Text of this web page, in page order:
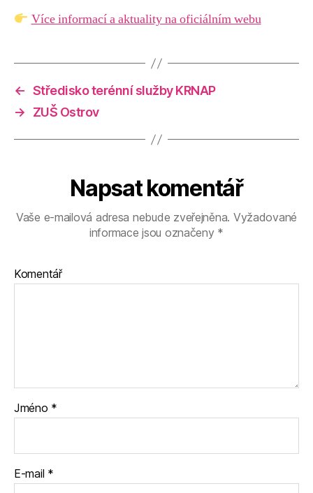
Více informací a aktuality na oficiálním webu
← Středisko terénní služby KRNAP
→
ZUŠ Ostrov
Napsat komentář
Vaše e-mailová adresa nebude zveřejněna. Vyžadované
informace jsou označeny *
Komentář
Jméno *
E-mail *